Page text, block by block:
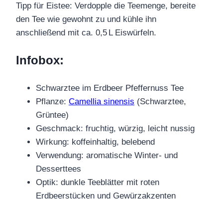
Tipp für Eistee: Verdopple die Teemenge, bereite
den Tee wie gewohnt zu und kühle ihn
anschließend mit ca. 0,5 L Eiswürfeln.
Infobox:
Schwarztee im Erdbeer Pfeffernuss Tee
Pflanze: Camellia sinensis (Schwarztee,
Grüntee)
Geschmack: fruchtig, würzig, leicht nussig
Wirkung: koffeinhaltig, belebend
Verwendung: aromatische Winter- und
Desserttees
Optik: dunkle Teeblätter mit roten
Erdbeerstücken und Gewürzakzenten